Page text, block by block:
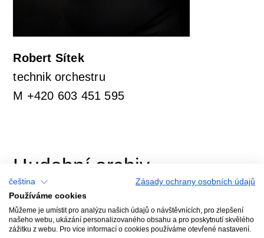
Robert Sítek
technik orchestru
M +420 603 451 595
Hudební archiv
čeština
Zásady ochrany osobních údajů
Používáme cookies
Můžeme je umístit pro analýzu našich údajů o návštěvnících, pro zlepšení
našeho webu, ukázání personalizovaného obsahu a pro poskytnutí skvělého
zážitku z webu. Pro více informací o cookies používáme otevřené nastavení.